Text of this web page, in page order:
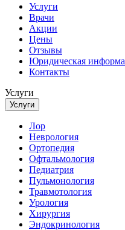
Услуги
Врачи
Акции
Цены
Отзывы
Юридическая
Контакты
Услуги
Услуги
Лор
Неврология
Ортопедия
Офтальмология
Педиатрия
Пульмонология
Травмотология
Урология
Хирургия
Эндокринология